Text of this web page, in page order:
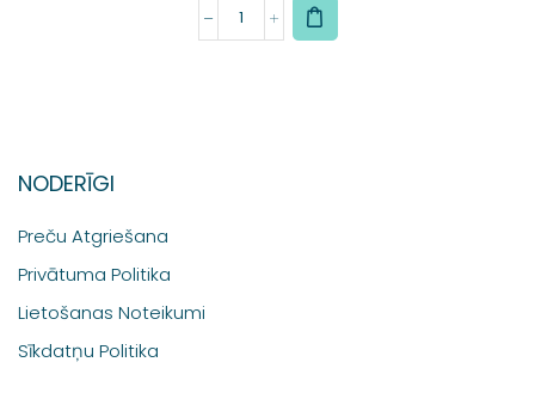
NODERĪGI
Preču Atgriešana
Privātuma Politika
Lietošanas Noteikumi
Sīkdatņu Politika